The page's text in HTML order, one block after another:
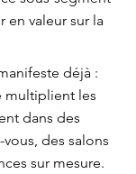
en valeur sur la
déjà :
multiplient les
dans des
des salons
sur mesure.